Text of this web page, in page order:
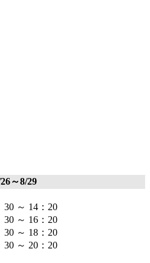
～8/29
～ 14：20
～ 16：20
～ 18：20
～ 20：20